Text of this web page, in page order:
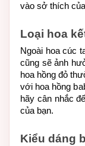
vào sở thích
Loại hoa
Ngoài hoa cúc
cũng sẽ ảnh
hoa hồng đỏ
với hoa hồng
hãy cân nhắc
của bạn.
Kiểu dáng